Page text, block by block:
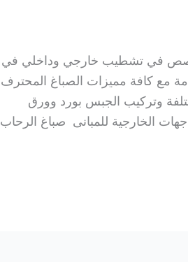
في تشطيب خارجي وداخلي في
مع كافة مميزات الصباغ المحترف
وتركيب الجبس بورد وورق
الخارجية للمبانى صباغ الرحاب